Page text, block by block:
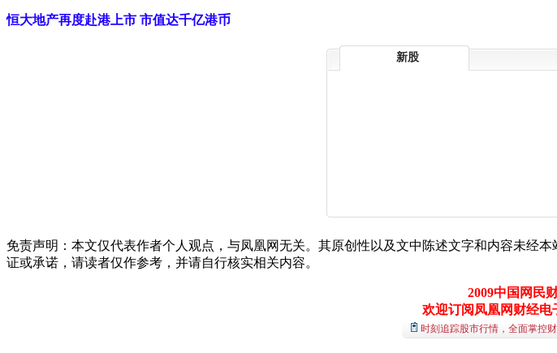
恒大地产再度赴港上市 市值达千亿港币
新股
免责声明：本文仅代表作者个人观点，与凤凰网无关。其原创性以及文中陈述文字和内容未经
证或承诺，请读者仅作参考，并请自行核实相关内容。
2009中国网民
欢迎订阅凤凰网财经电
时刻追踪股市行情，全面掌控